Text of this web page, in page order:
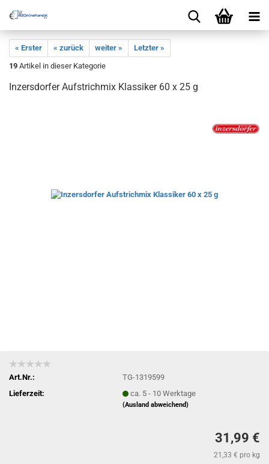
« Erster « zurück weiter »
Letzter »
19 Artikel in dieser Kategorie
Inzersdorfer Aufstrichmix Klassiker 60 x 25 g
Art.Nr.:
TG-1319599
Lieferzeit:
ca. 5 - 10 Werktage
(Ausland abweichend)
31,99 €
21,33 € pro kg